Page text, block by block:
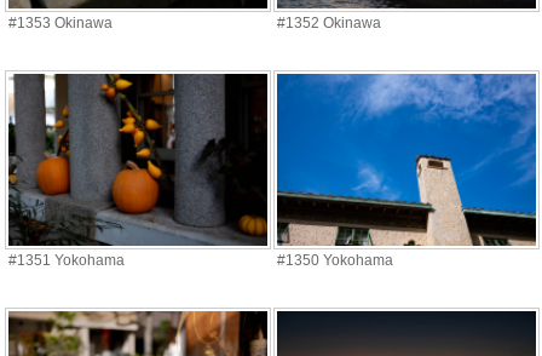
#1353 Okinawa #1352 Okinawa
#1351 Yokohama #1350 Yokohama